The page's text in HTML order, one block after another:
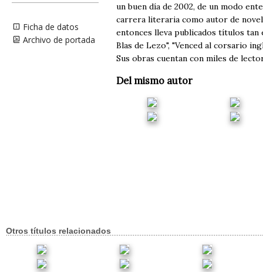
Ficha de datos
Archivo de portada
un buen día de 2002, de un modo
carrera literaria como autor de
entonces lleva publicados títulos tan
Blas de Lezo", "Venced al corsario
Sus obras cuentan con miles de
Del mismo autor
Otros títulos relacionados